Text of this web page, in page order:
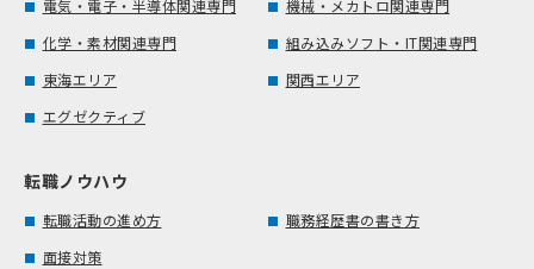
電気・電子・半導体関連専門
機械・メカトロ関連専門
化学・素材関連専門
組み込みソフト・IT関連専門
東海エリア
関西エリア
エグゼクティブ
転職ノウハウ
転職活動の進め方
職務経歴書の書き方
面接対策